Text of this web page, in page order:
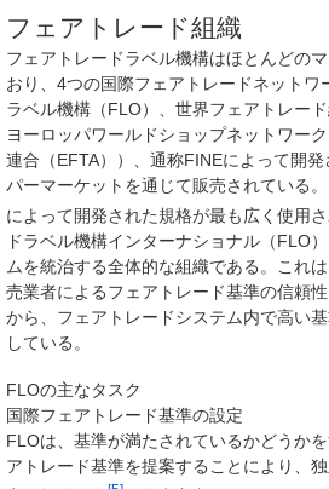
フェアトレード組織
フェアトレードラベル機構はほとんどの
おり、4つの国際フェアトレードネットワ
ラベル機構（FLO）、世界フェアトレー
ヨーロッパワールドショップネットワー
連合（EFTA））、通称FINEによって開
パーマーケットを通じて販売されている
によって開発された規格が最も広く使用
ドラベル機構インターナショナル（FLO
ムを統治する全体的な組織である。これ
売業者によるフェアトレード基準の信頼
から、フェアトレードシステム内で高い
している。
FLOの主なタスク
国際フェアトレード基準の設定
FLOは、基準が満たされているかどうか
アトレード基準を提案することにより、